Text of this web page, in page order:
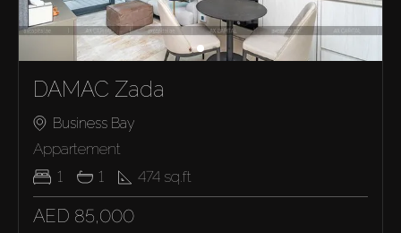
DAMAC Zada
Business Bay
Appartement
1
1 474 sq.ft
AED 85,000